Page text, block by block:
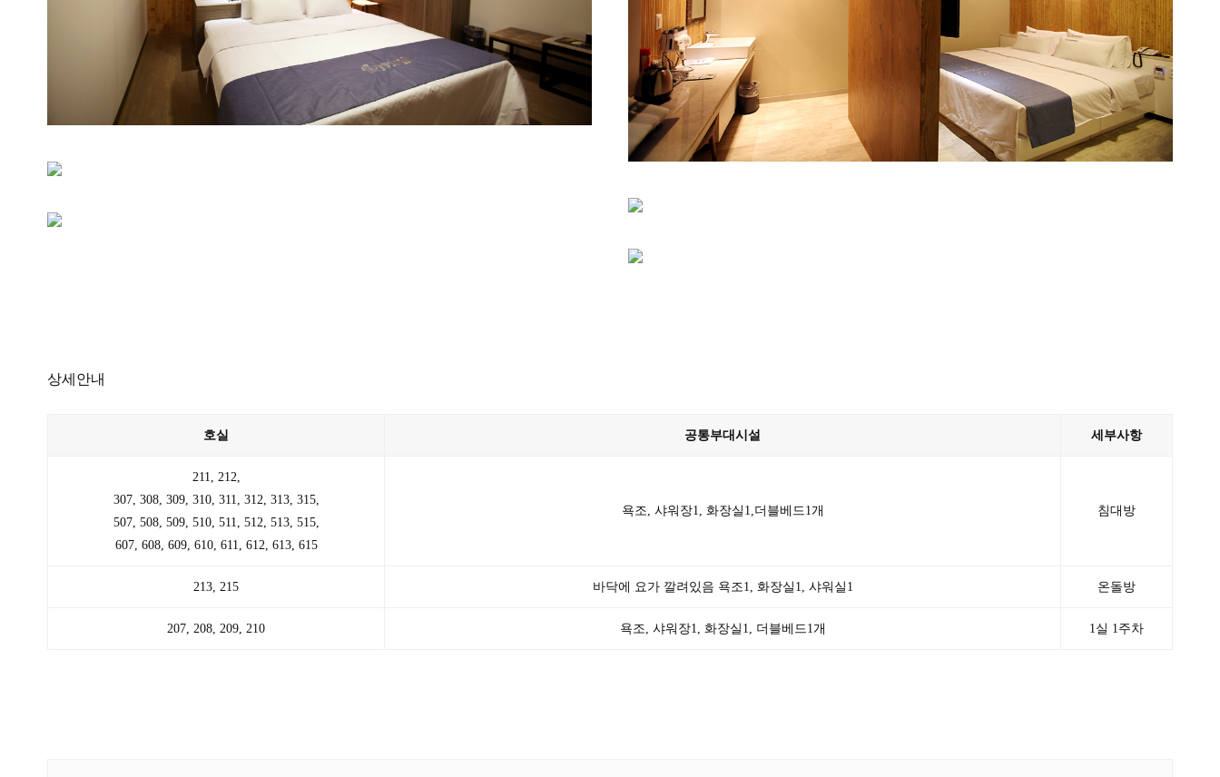
상세안내
호실 공통부대시설 세부사항
211, 212,
307, 308, 309, 310, 311, 312, 313, 315,
507, 508, 509, 510, 511, 512, 513, 515,
607, 608, 609, 610, 611, 612, 613, 615
욕조, 샤워장1, 화장실1,더블베드1개 침대방
213, 215 바닥에 요가 깔려있음 욕조1, 화장실1, 샤워실1 온돌방
207, 208, 209, 210 욕조, 샤워장1, 화장실1, 더블베드1개 1실 1주차